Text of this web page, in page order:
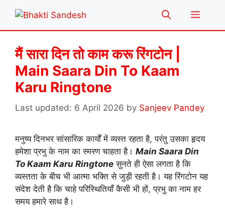
content
Menu
मैं सारा दिन तो काम करू रिंगटोन |
Main Saara Din To Kaam
Karu Ringtone
6 April 2026 by Sanjeev Pandey
मनुष्य दिनभर सांसारिक कार्यों में व्यस्त रहता है, परंतु उसका हृदय
हमेशा प्रभु के नाम का स्मरण चाहता है। Main Saara Din
To Kaam Karu Ringtone सुनते ही ऐसा लगता है कि
व्यस्तता के बीच भी आत्मा भक्ति से जुड़ी रहती है। यह रिंगटोन यह
संदेश देती है कि चाहे परिस्थितियाँ कैसी भी हों, प्रभु का नाम हर
समय हमारे साथ है।